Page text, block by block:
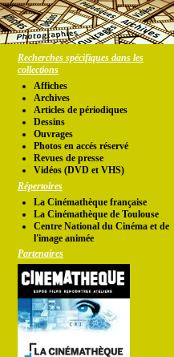
Recherches spécifiques dans les
collections
Affiches
Archives
Articles de périodiques
Dessins
Ouvrages
Photos en accés réservé
Revues de presse
Vidéos (DVD et VHS)
Répertoires
La Cinémathèque française
La Cinémathèque de Toulouse
Centre National du Cinéma et de
l'image animée
Partenaires